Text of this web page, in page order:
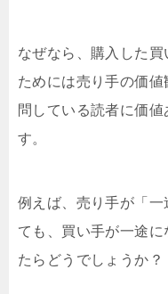
なぜなら、購入した買
ためには売り手の価
問している読者に価
す。
例えば、売り手が「
ても、買い手が一途
たらどうでしょうか？